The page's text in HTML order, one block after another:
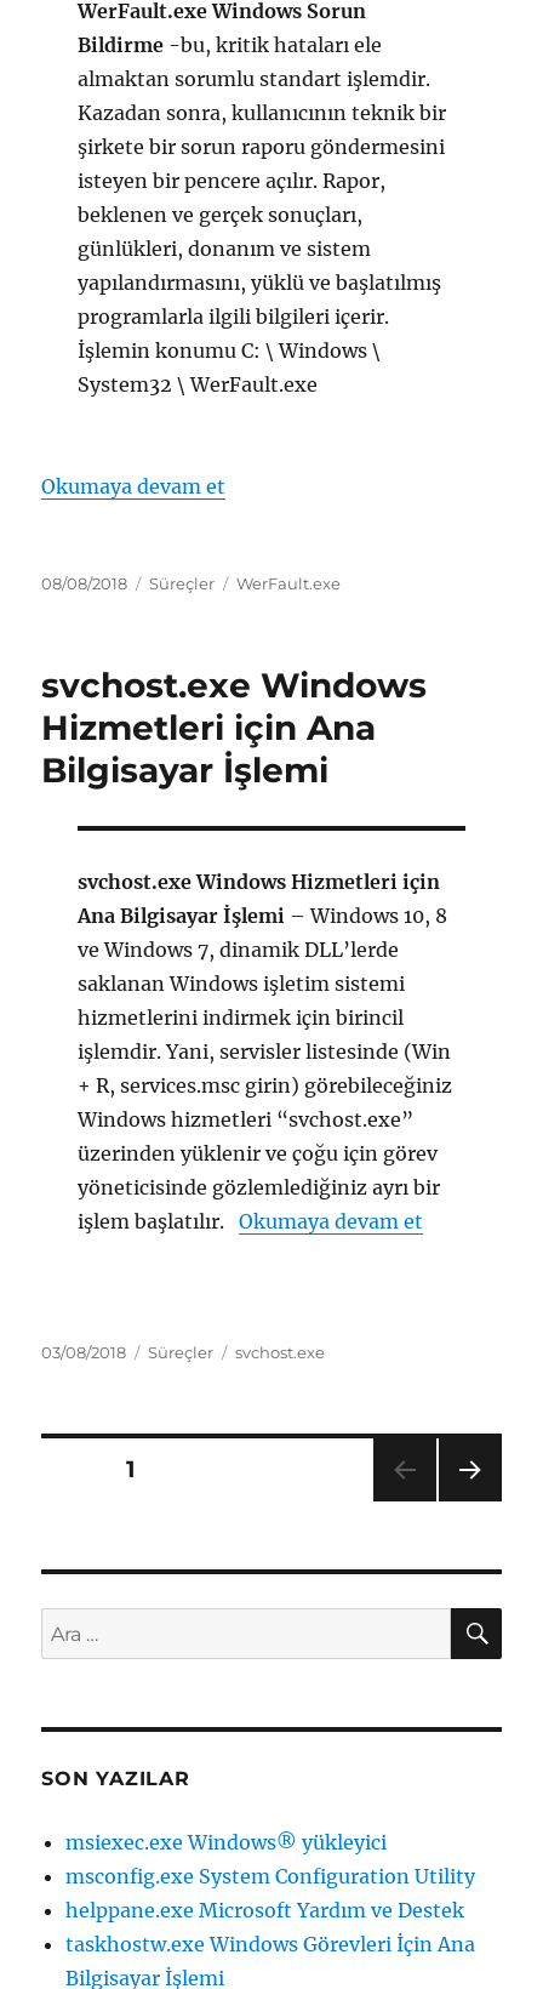
WerFault.exe Windows Sorun
Bildirme -bu, kritik hataları ele
almaktan sorumlu standart işlemdir.
Kazadan sonra, kullanıcının teknik bir
şirkete bir sorun raporu göndermesini
isteyen bir pencere açılır. Rapor,
beklenen ve gerçek sonuçları,
günlükleri, donanım ve sistem
yapılandırmasını, yüklü ve başlatılmış
programlarla ilgili bilgileri içerir.
İşlemin konumu C: \ Windows \
System32 \ WerFault.exe
Okumaya devam et
Yayın
08/08/2018 Kategoriler
Süreçler Etiketler
WerFault.exe
svchost.exe Windows
Hizmetleri için Ana
Bilgisayar İşlemi
svchost.exe Windows Hizmetleri için
Ana Bilgisayar İşlemi – Windows 10, 8
ve Windows 7, dinamik DLL’lerde
saklanan Windows işletim sistemi
hizmetlerini indirmek için birincil
işlemdir. Yani, servisler listesinde (Win
+ R, services.msc girin) görebileceğiniz
Windows hizmetleri “svchost.exe”
üzerinden yüklenir ve çoğu için görev
yöneticisinde gözlemlediğiniz ayrı bir
işlem başlatılır. Okumaya devam et
Yayın
03/08/2018 Kategoriler
Süreçler Etiketler
svchost.exe
SAYFA1
A
Ara:
SON YAZILAR
msiexec.exe Windows® yükleyici
msconfig.exe System Configuration Utility
helppane.exe Microsoft Yardım ve Destek
taskhostw.exe Windows Görevleri İçin Ana
Bilgisayar İşlemi